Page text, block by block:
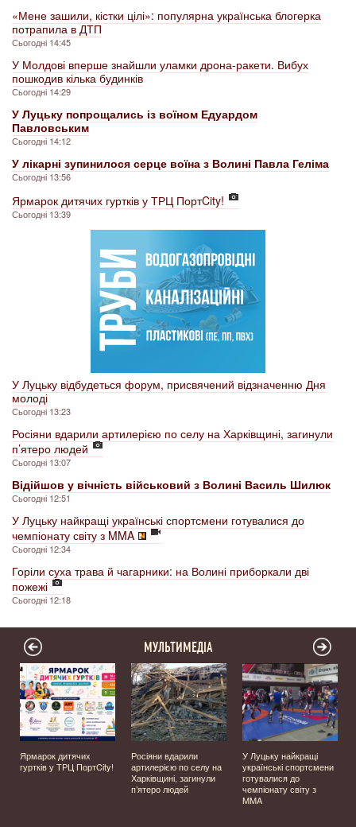
«Мене зашили, кістки цілі»: популярна українська блогерка
потрапила в ДТП
Сьогодні 14:45
У Молдові вперше знайшли уламки дрона-ракети. Вибух
пошкодив кілька будинків
Сьогодні 14:29
У Луцьку попрощались із воїном Едуардом
Павловським
Сьогодні 14:12
У лікарні зупинилося серце воїна з Волині Павла Геліма
Сьогодні 13:56
Ярмарок дитячих гуртків у ТРЦ ПортCity!
Сьогодні 13:39
У Луцьку відбудеться форум, присвячений відзначенню Дня
молоді
Сьогодні 13:23
Росіяни вдарили артилерією по селу на Харківщині, загинули
п’ятеро людей
Сьогодні 13:07
Відійшов у вічність військовий з Волині Василь Шилюк
Сьогодні 12:51
У Луцьку найкращі українські спортсмени готувалися до
чемпіонату світу з MMA
Сьогодні 12:34
Горіли суха трава й чагарники: на Волині приборкали дві
пожежі
Сьогодні 12:18
МУЛЬТИМЕДІА
Ярмарок дитячих
гуртків у ТРЦ ПортCity!
Росіяни вдарили
артилерією по селу на
Харківщині, загинули
п’ятеро людей
У Луцьку найкращі
українські спортсмени
готувалися до
чемпіонату світу з
MMA